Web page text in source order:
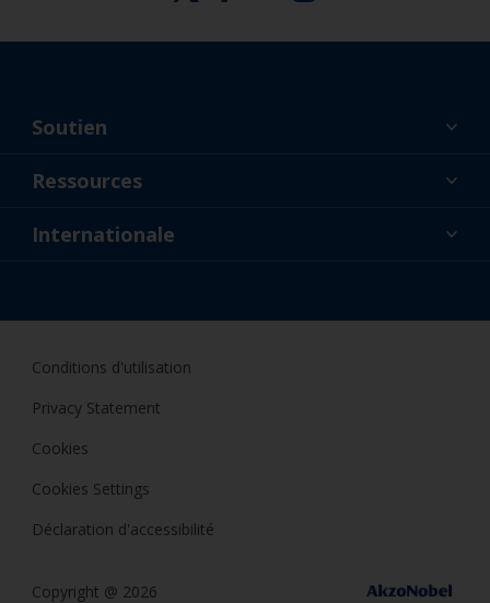
Soutien
À propos de nous
Ressources
Actualités
Internationale
Conditions d'utilisation
Privacy Statement
Cookies
Cookies Settings
Déclaration d'accessibilité
Copyright @ 2026